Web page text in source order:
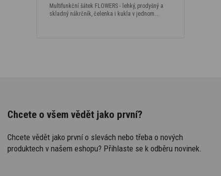
Multifunkční šátek FLOWERS - lehký, prodyšný a
skladný nákrčník, čelenka i kukla v jednom.…
Chcete o všem vědět jako první?
Chcete vědět jako první o slevách nebo třeba o nových
produktech v našem eshopu? Přihlaste se k odběru novinek.